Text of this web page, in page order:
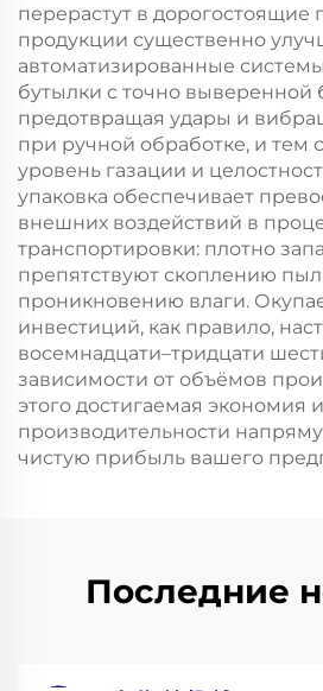
перерастут в дорогостоящие
продукции существенно
автоматизированные
бутылки с точно выверенной
предотвращая удары и
при ручной обработке, и тем
уровень газации и
упаковка обеспечивает
внешних воздействий в
транспортировки: плотно
препятствуют скоплению
проникновению влаги.
инвестиций, как правило,
восемнадцати–тридцати
зависимости от объёмов
этого достигаемая экономия
производительности
чистую прибыль вашего
Последние